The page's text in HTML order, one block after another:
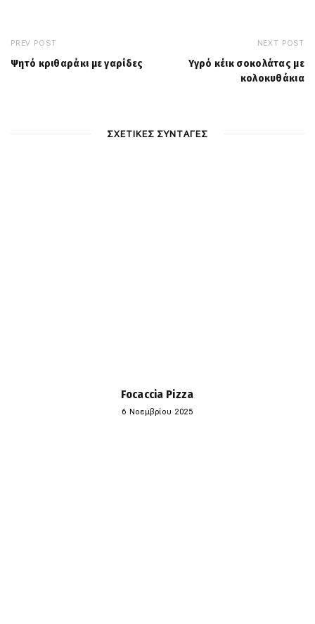
PREV POST
Ψητό κριθαράκι με γαρίδες
NEXT POST
Υγρό κέικ σοκολάτας με
κολοκυθάκια
ΣΧΕΤΙΚΕΣ ΣΥΝΤΑΓΕΣ
Focaccia Pizza
6 Νοεμβρίου 2025